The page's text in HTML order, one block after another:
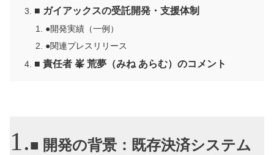
■ ガイアックスの受託開発・支援体制
●開発実績（一例）
●関連プレスリリース
■ 責任者 峯 荒夢（みね あらむ）のコメント
■ 開発の背景：既存決済システム